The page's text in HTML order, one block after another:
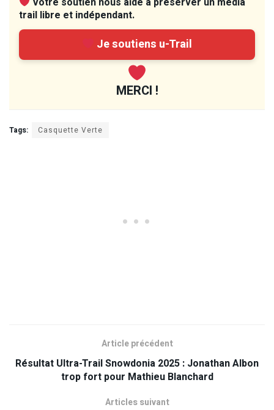
trail libre et indépendant.
Je soutiens u-Trail
MERCI !
Tags: Casquette Verte
Article précédent
Résultat Ultra-Trail Snowdonia 2025 : Jonathan Albon
trop fort pour Mathieu Blanchard
Articles suivant